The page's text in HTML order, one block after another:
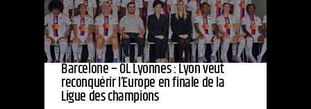
Barcelone – OL Lyonnes : Lyon veut
reconquérir l’Europe en finale de la
Ligue des champions